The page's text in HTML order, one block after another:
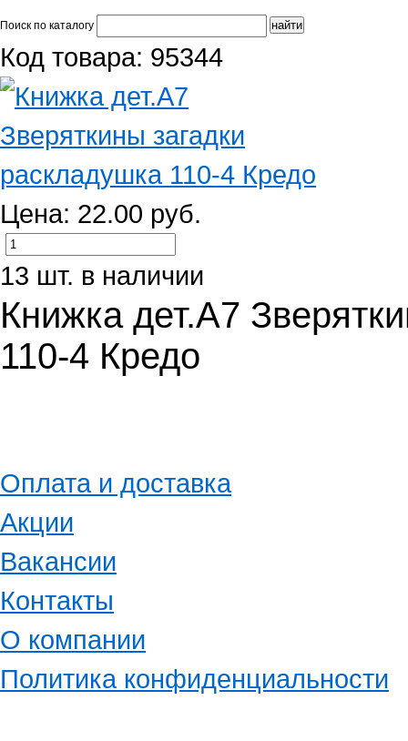
Поиск по каталогу
Код товара: 95344
Цена: 22.00 руб.
13 шт. в наличии
Книжка дет.А7
110-4 Кредо
Оплата и доставка
Акции
Вакансии
Контакты
О компании
Политика конфиденциальности